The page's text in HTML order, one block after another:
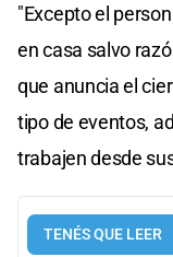
"Excepto el
en casa salvo
que anuncia el
tipo de eventos,
trabajen desde
TENÉS QUE LEER